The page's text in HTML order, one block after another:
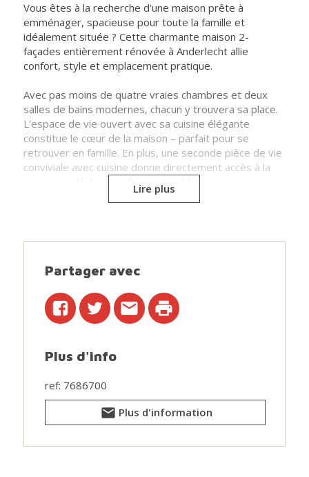
Vous êtes à la recherche d'une maison prête à
emménager, spacieuse pour toute la famille et
idéalement située ? Cette charmante maison 2-
façades entièrement rénovée à Anderlecht allie
confort, style et emplacement pratique.
Avec pas moins de quatre vraies chambres et deux
salles de bains modernes, chacun y trouvera sa place.
L'espace de vie ouvert avec sa cuisine élégante
constitue le cœur de la maison – parfait pour se
retrouver en famille. En plus, une seconde pièce de vie
conviviale avec cuisine donne directement accès à la
terrasse, idéale pour des repas d'été ou un moment
de détente dans votre propre jardin urbain (peu
L’installation électrique est conforme, la maison
bénéficie de triple vitrage. La maison a également été
des écoles, commerces et transports en commun,
avec un accès rapide au Ring, vous profitez ici d’un
cadre de vie central et tranquille.
N’hésitez plus et venez découvrir cette maison sans
Plus d’infos ou une visite via www.wsb-immo.be.
Renseignements urbanistiques et attestation du sol en
cours de demande!
Lire plus
Partager avec
Plus d'info
ref: 7686700
Plus d'information